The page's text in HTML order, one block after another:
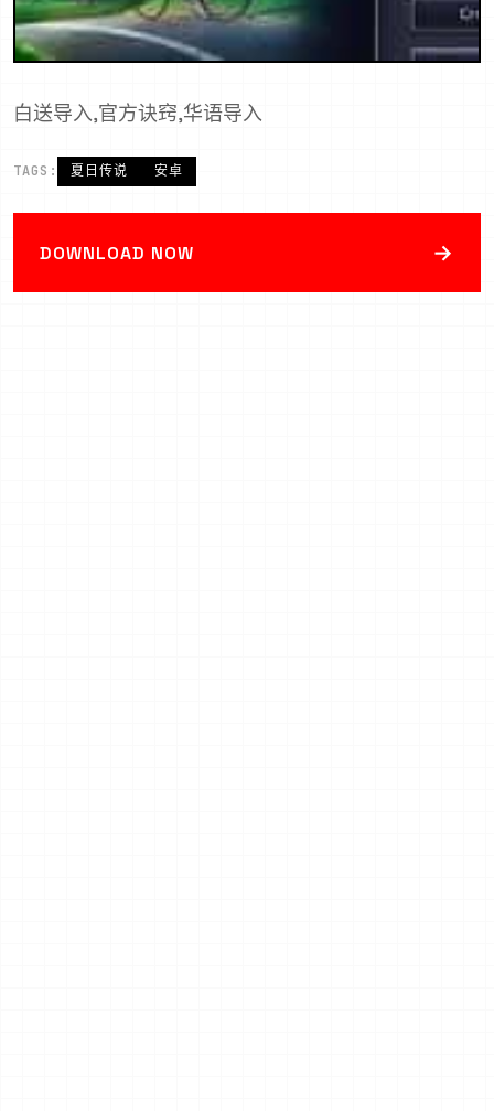
白送导入,官方诀窍,华语导入
TAGS: 夏日传说 安卓
DOWNLOAD NOW →